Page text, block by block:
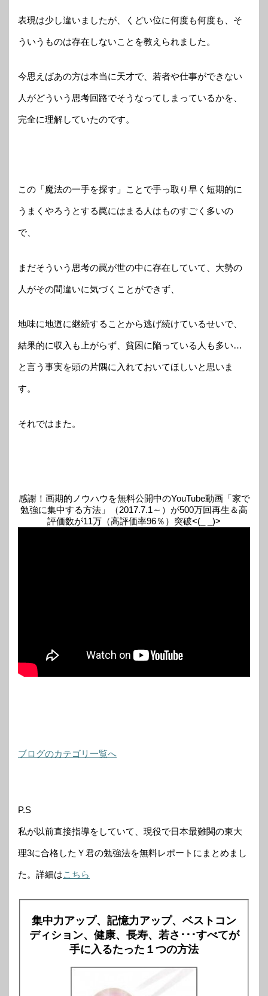
表現は少し違いましたが、くどい位に何度も何度も、そ
ういうものは存在しないことを教えられました。
今思えばあの方は本当に天才で、若者や仕事ができない
人がどういう思考回路でそうなってしまっているかを、
完全に理解していたのです。
この「魔法の一手を探す」ことで手っ取り早く短期的に
うまくやろうとする罠にはまる人はものすごく多いの
で、
まだそういう思考の罠が世の中に存在していて、大勢の
人がその間違いに気づくことができず、
地味に地道に継続することから逃げ続けているせいで、
結果的に収入も上がらず、貧困に陥っている人も多い…
と言う事実を頭の片隅に入れておいてほしいと思いま
す。
それではまた。
感謝！画期的ノウハウを無料公開中のYouTube動画「家で
勉強に集中する方法」（2017.7.1～）が500万回再生＆高
評価数が11万（高評価率96％）突破<(_ _)>
ブログのカテゴリ一覧へ
P.S
私が以前直接指導をしていて、現役で日本最難関の東大
理3に合格したＹ君の勉強法を無料レポートにまとめまし
た。詳細はこちら
集中力アップ、記憶力アップ、ベストコン
ディション、健康、長寿、若さ･･･すべてが
手に入るたった１つの方法